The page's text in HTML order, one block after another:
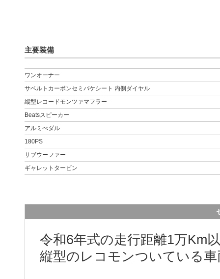
主要装備
ワンオーナー
サベルトカーボンセミバケシート 内側ダイヤル
縦型レコードモンツァマフラー
Beatsスピーカー
アルミぺダル
180PS
サブウーファー
ギャレットタービン
令和6年式の走行距離1万Km
縦型のレコモンついている